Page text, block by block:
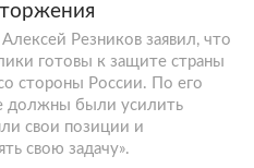
Резников заявил, что
готовы к защите страны
стороны России. По его
должны были усилить
свои позиции и
свою задачу».